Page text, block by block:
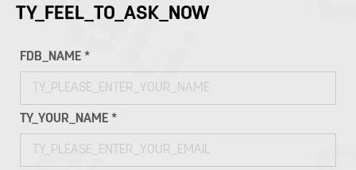
TY_FEEL_TO_ASK_NOW
FDB_NAME *
TY_YOUR_NAME *